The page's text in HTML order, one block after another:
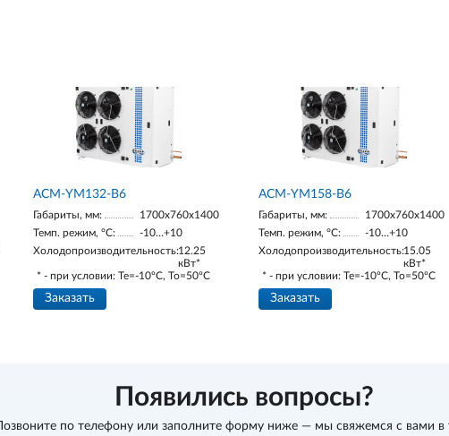
АСМ-YM132-В6
Габариты, мм:
1700х760х1400
Темп. режим, °С:
-10…+10
Холодопроизводительность:12.25
кВт*
* - при условии: Te=-10ºC, To=50ºC
Заказать
АСМ-YM158-В6
Габариты, мм:
1700х760х1400
Темп. режим, °С:
-10…+10
Холодопроизводительность:15.05
кВт*
* - при условии: Te=-10ºC, To=50ºC
Заказать
Появились вопросы?
Позвоните по телефону или заполните форму ниже — мы свяжемся с вами в